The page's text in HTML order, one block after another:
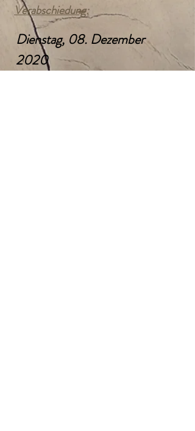
Verabschiedung:
Dienstag, 08. Dezember
2020